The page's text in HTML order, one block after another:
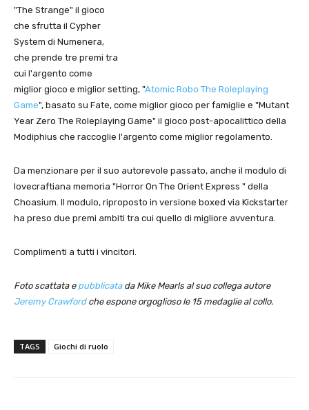
"The Strange" il gioco
che sfrutta il Cypher
System di Numenera,
che prende tre premi tra
cui l'argento come
miglior gioco e miglior setting, "Atomic Robo The Roleplaying
Game", basato su Fate, come miglior gioco per famiglie e "Mutant
Year Zero The Roleplaying Game" il gioco post-apocalittico della
Modiphius che raccoglie l'argento come miglior regolamento.
Da menzionare per il suo autorevole passato, anche il modulo di
lovecraftiana memoria "Horror On The Orient Express " della
Choasium. Il modulo, riproposto in versione boxed via Kickstarter
ha preso due premi ambiti tra cui quello di migliore avventura.
Complimenti a tutti i vincitori.
Foto scattata e pubblicatada Mike Mearls al suo collega autore
Jeremy Crawfordche espone orgoglioso le 15 medaglie al collo.
TAGS Giochi di ruolo